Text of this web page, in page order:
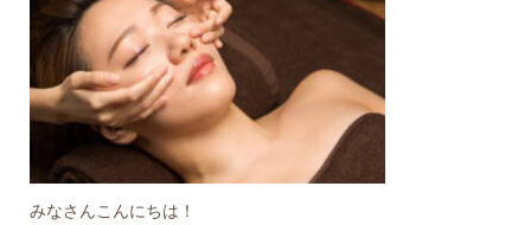
みなさんこんにちは！